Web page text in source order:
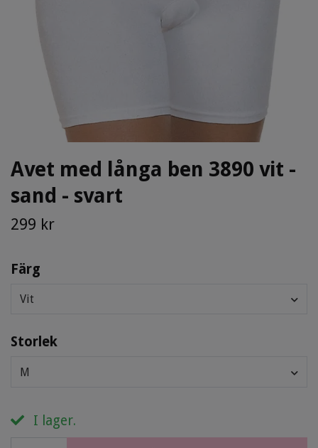
Avet med långa ben 3890 vit -
sand - svart
299 kr
Färg
Vit
Storlek
M
I lager.